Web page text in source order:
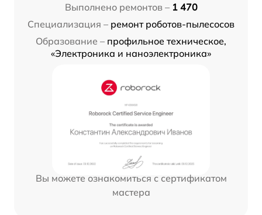
Выполнено ремонтов – 1 470
Специализация – ремонт роботов-пылесосов
Образование – профильное техническое,
«Электроника и наноэлектроника»
Вы можете ознакомиться с сертификатом
мастера